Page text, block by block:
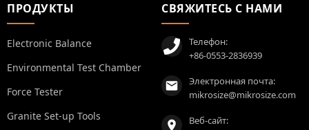
ПРОДУКТЫ
Electronic Balance
Environmental Test Chamber
Force Tester
Granite Set-up Tools
СВЯЖИТЕСЬ С НАМИ
Телефон:
+86-0553-2836939
Электронная почта:
mikrosize@mikrosize.com
Веб-сайт: